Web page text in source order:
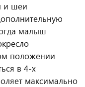
и шеи
малыш
положении
в 4-х
максимально